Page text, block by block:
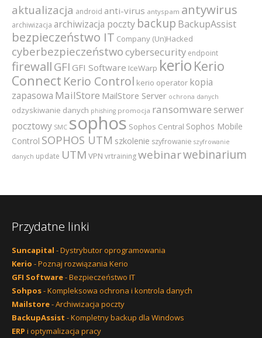
aktualizacja android anti-virus antyspam antywirus
archiwizacja archiwizacja poczty backup BackupAssist
bezpieczeństwo IT Company (Un)Hacked
cyberbezpieczeństwocybersecurity endpoint
firewall GFI GFI Software IceWarp kerio Kerio
Connect Kerio Control kerio operator kopia
zapasowa MailStore MailStore Server ochrona danych
odzyskiwanie danych phishing promocja ransomware serwer
pocztowy SMC sophos Sophos Central Sophos Mobile
Control SOPHOS UTM szkolenie szyfrowanie szyfrowanie
danych update UTM VPN vrtrainingwebinarwebinarium
Przydatne linki
Suncapital - Dystrybutor oprogramowania
Kerio - Poznaj rozwiązania Kerio
GFI Software- Bezpieczeństwo IT
Sohpos- Kompleksowa ochrona i kontrola danych
Mailstore- Archiwizacja poczty
BackupAssist - Kompletny backup dla Windows
ERP i optymalizacja pracy